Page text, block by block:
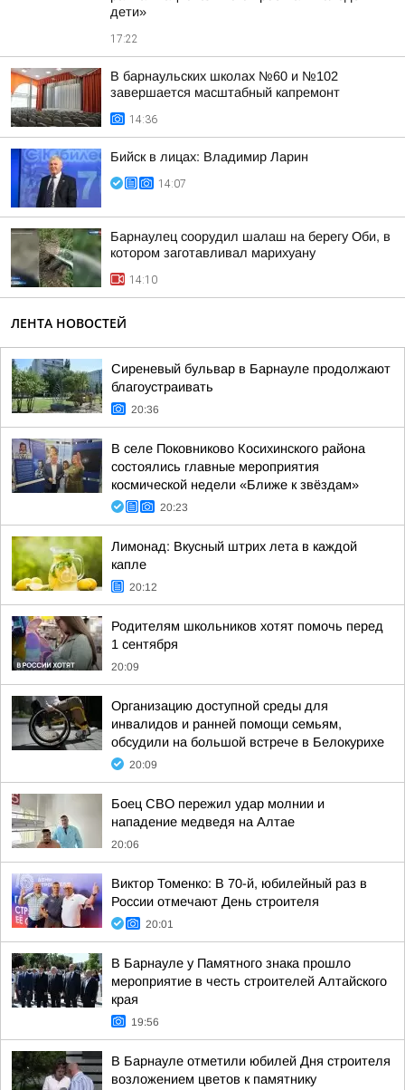
дети»
17:22
В барнаульских школах №60 и №102
завершается масштабный капремонт
14:36
Бийск в лицах: Владимир Ларин
14:07
Барнаулец соорудил шалаш на берегу Оби, в
котором заготавливал марихуану
14:10
ЛЕНТА НОВОСТЕЙ
Сиреневый бульвар в Барнауле продолжают
благоустраивать
20:36
В селе Поковниково Косихинского района
состоялись главные мероприятия
космической недели «Ближе к звёздам»
20:23
Лимонад: Вкусный штрих лета в каждой
капле
20:12
Родителям школьников хотят помочь перед
1 сентября
20:09
Организацию доступной среды для
инвалидов и ранней помощи семьям,
обсудили на большой встрече в Белокурихе
20:09
Боец СВО пережил удар молнии и
нападение медведя на Алтае
20:06
Виктор Томенко: В 70-й, юбилейный раз в
России отмечают День строителя
20:01
В Барнауле у Памятного знака прошло
мероприятие в честь строителей Алтайского
края
19:56
В Барнауле отметили юбилей Дня строителя
возложением цветов к памятнику